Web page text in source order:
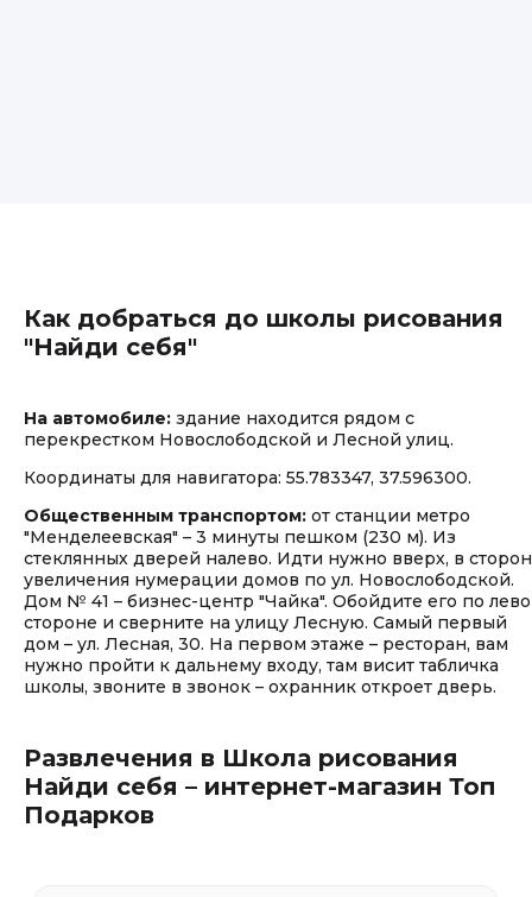
Как добраться до школы рисования
"Найди себя"
На автомобиле: здание находится рядом с
перекрестком Новослободской и Лесной улиц.
Координаты для навигатора: 55.783347, 37.596300.
Общественным транспортом: от станции метро
"Менделеевская" – 3 минуты пешком (230 м). Из
стеклянных дверей налево. Идти нужно вверх, в
увеличения нумерации домов по ул. Новослободской.
Дом № 41 – бизнес-центр "Чайка". Обойдите его по
стороне и сверните на улицу Лесную. Самый первый
дом – ул. Лесная, 30. На первом этаже – ресторан, вам
нужно пройти к дальнему входу, там висит табличка
школы, звоните в звонок – охранник откроет дверь.
Развлечения в Школа рисования
Найди себя – интернет-магазин Топ
Подарков